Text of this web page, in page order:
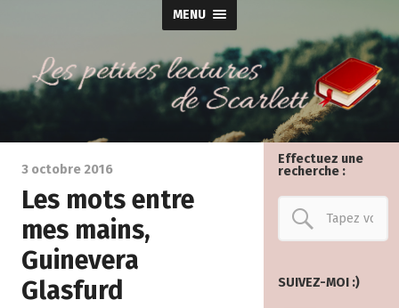
MENU
Effectuez une
recherche :
SUIVEZ-MOI :)
3 octobre 2016
Les mots entre
mes mains,
Guinevera
Glasfurd